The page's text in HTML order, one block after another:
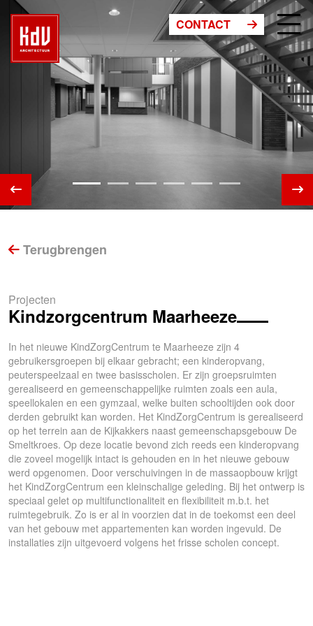
Terugbrengen
Projecten
Kindzorgcentrum Maarheeze
In het nieuwe KindZorgCentrum te Maarheeze zijn 4
gebruikersgroepen bij elkaar gebracht; een kinderopvang,
peuterspeelzaal en twee basisscholen. Er zijn groepsruimten
gerealiseerd en gemeenschappelijke ruimten zoals een aula,
speellokalen en een gymzaal, welke buiten schooltijden ook door
derden gebruikt kan worden. Het KindZorgCentrum is gerealiseerd
op het terrein aan de Kijkakkers naast gemeenschapsgebouw De
Smeltkroes. Op deze locatie bevond zich reeds een kinderopvang
die zoveel mogelijk intact is gehouden en in het nieuwe gebouw
werd opgenomen. Door verschuivingen in de massaopbouw krijgt
het KindZorgCentrum een kleinschalige geleding. Bij het ontwerp is
speciaal gelet op multifunctionaliteit en flexibiliteit m.b.t. het
ruimtegebruik. Zo is er al in voorzien dat in de toekomst een deel
van het gebouw met appartementen kan worden ingevuld. De
installaties zijn uitgevoerd volgens het frisse scholen concept.
CONTACT